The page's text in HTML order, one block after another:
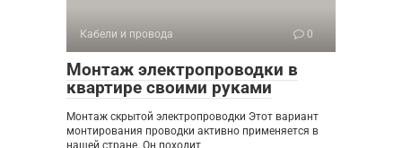
Кабели и провода 0
Монтаж электропроводки в
квартире своими руками
Монтаж скрытой электропроводки Этот вариант
монтирования проводки активно применяется в
нашей стране. Он походит